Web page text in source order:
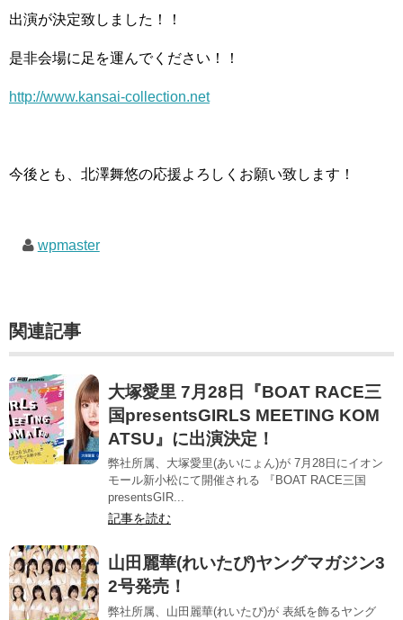
出演が決定致しました！！
是非会場に足を運んでください！！
http://www.kansai-collection.net
今後とも、北澤舞悠の応援よろしくお願い致します！
wpmaster
関連記事
大塚愛里 7月28日『BOAT RACE三
国presentsGIRLS MEETING KOM
ATSU』に出演決定！
弊社所属、大塚愛里(あいにょん)が 7月28日にイオン
モール新小松にて開催される 『BOAT RACE三国
presentsGIR...
記事を読む
山田麗華(れいたぴ)ヤングマガジン3
2号発売！
弊社所属、山田麗華(れいたぴ)が 表紙を飾るヤング